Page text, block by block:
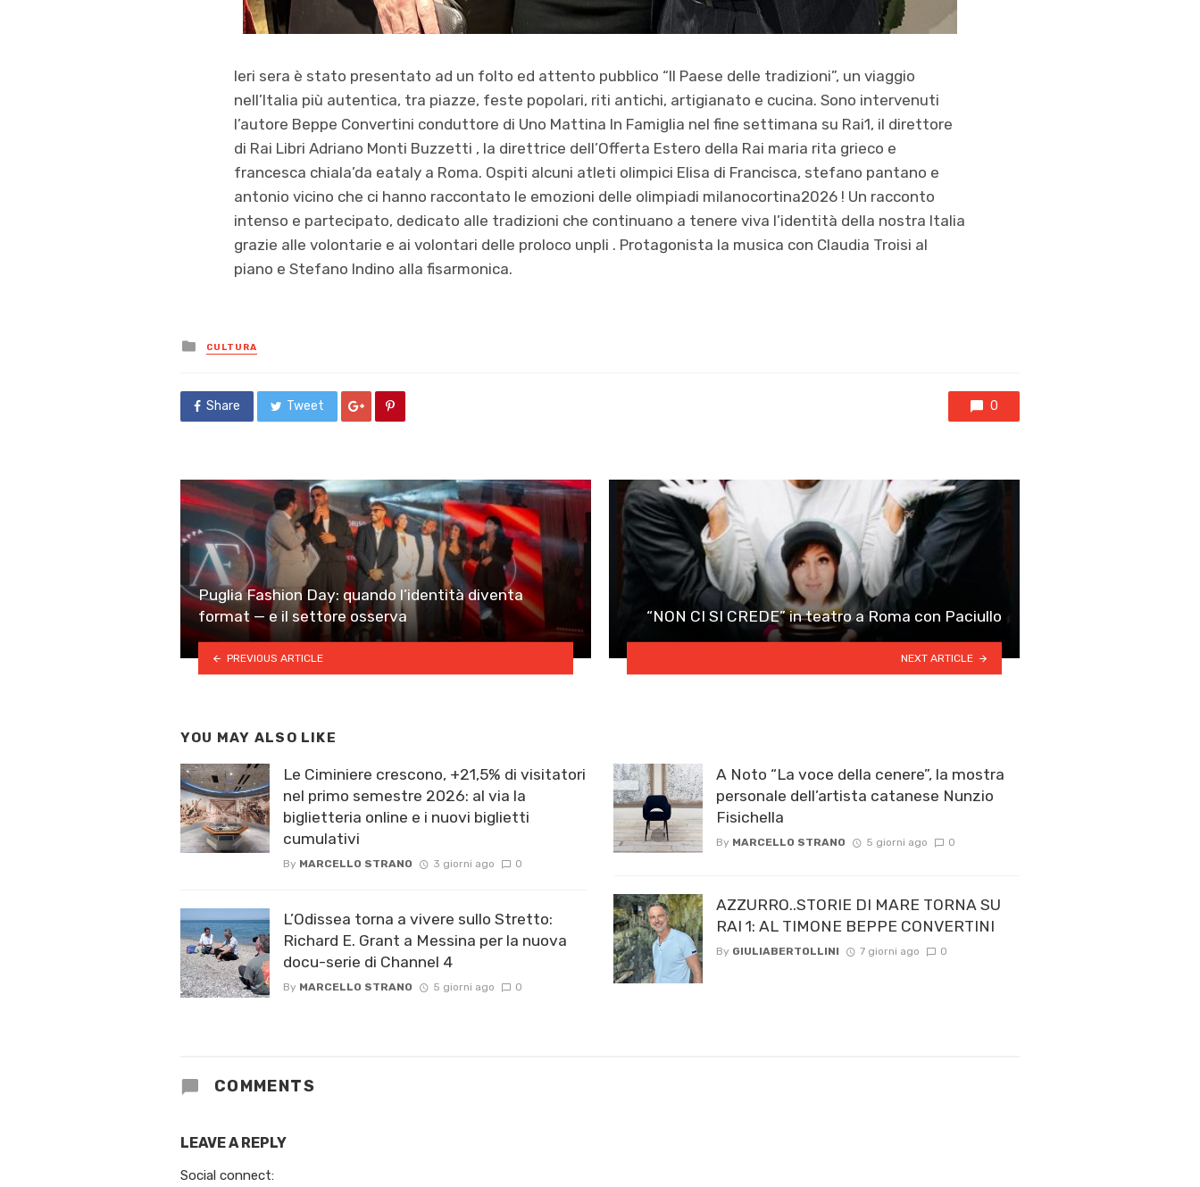
leri sera è stato presentato ad un folto ed attento pubblico “Il Paese delle tradizioni”, un viaggio
nell’Italia più autentica, tra piazze, feste popolari, riti antichi, artigianato e cucina. Sono intervenuti
l’autore Beppe Convertini conduttore di Uno Mattina In Famiglia nel fine settimana su Rai1, il direttore
di Rai Libri Adriano Monti Buzzetti , la direttrice dell’Offerta Estero della Rai maria rita grieco e
francesca chiala’da eataly a Roma. Ospiti alcuni atleti olimpici Elisa di Francisca, stefano pantano e
antonio vicino che ci hanno raccontato le emozioni delle olimpiadi milanocortina2026 ! Un racconto
intenso e partecipato, dedicato alle tradizioni che continuano a tenere viva l’identità della nostra Italia
grazie alle volontarie e ai volontari delle proloco unpli . Protagonista la musica con Claudia Troisi al
piano e Stefano Indino alla fisarmonica.
Posted
in
CULTURA
Share Tweet 0
Puglia Fashion Day: quando l’identità diventa
format — e il settore osserva
PREVIOUS ARTICLE
“NON CI SI CREDE” in teatro a Roma con Paciullo
NEXT ARTICLE
YOU MAY ALSO LIKE
Le Ciminiere crescono, +21,5% di visitatori
nel primo semestre 2026: al via la
biglietteria online e i nuovi biglietti
cumulativi
By MARCELLO STRANO 3 giorni ago 0
L’Odissea torna a vivere sullo Stretto:
Richard E. Grant a Messina per la nuova
docu-serie di Channel 4
By MARCELLO STRANO 5 giorni ago 0
A Noto “La voce della cenere”, la mostra
personale dell’artista catanese Nunzio
Fisichella
By MARCELLO STRANO 5 giorni ago 0
AZZURRO..STORIE DI MARE TORNA SU
RAI 1: AL TIMONE BEPPE CONVERTINI
By GIULIABERTOLLINI 7 giorni ago 0
COMMENTS
LEAVE A REPLY
Social connect: